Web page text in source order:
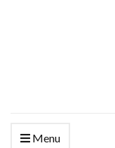
Menu